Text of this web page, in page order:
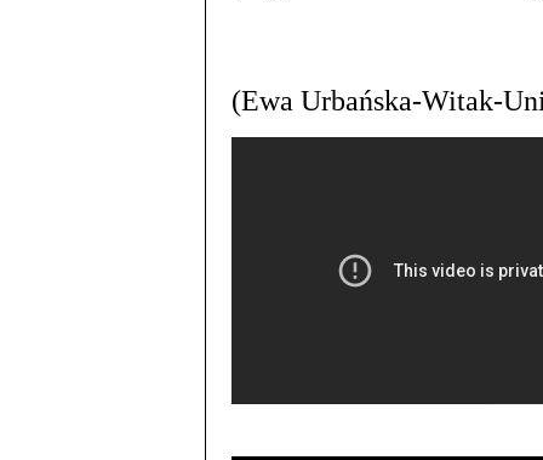
(Ewa Urbańska-Witak-